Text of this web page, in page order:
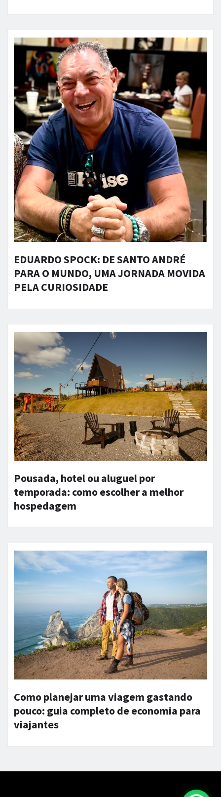
EDUARDO SPOCK: DE SANTO ANDRÉ
PARA O MUNDO, UMA JORNADA MOVIDA
PELA CURIOSIDADE
Pousada, hotel ou aluguel por
temporada: como escolher a melhor
hospedagem
Como planejar uma viagem gastando
pouco: guia completo de economia para
viajantes